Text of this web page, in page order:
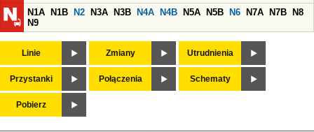
N1A
N1B N2 N3A N3B N4A N4B N5A N5B N6 N7A N7B
N8
N9
Linie Zmiany Utrudnienia
Przystanki Połączenia Schematy
Pobierz